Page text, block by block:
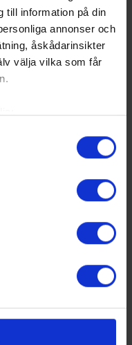
till information på din
annonser och
åskådarinsikter
välja vilka som får
upp till flera meter
uppgifter
när som
att anpassa innehållet
trafik. Vi
och annan